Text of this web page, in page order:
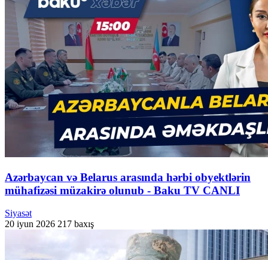
Azərbaycan və Belarus arasında hərbi obyektlərin
mühafizəsi müzakirə olunub - Baku TV CANLI
Siyasət
20 iyun 2026 217 baxış